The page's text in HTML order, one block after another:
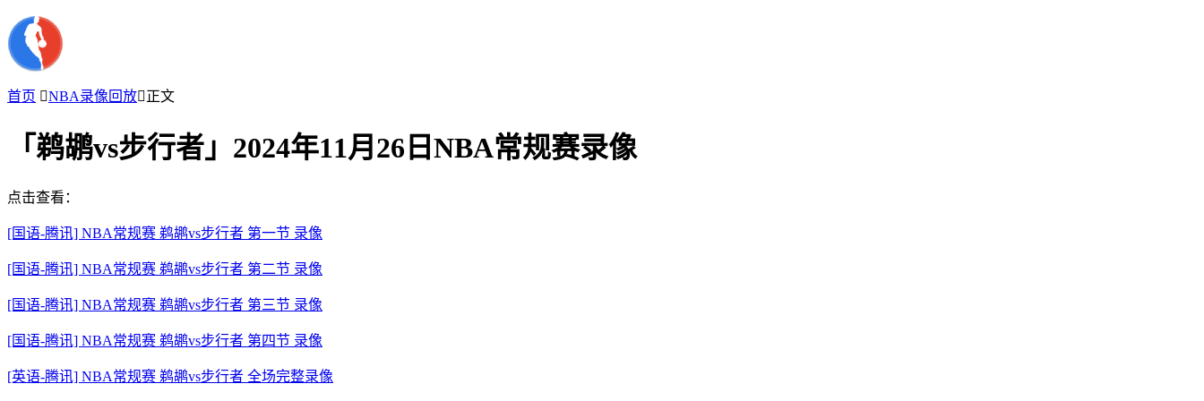
首页 NBA录像回放正文
「鹈鹕vs步行者」2024年11月26日NBA常规赛录像
点击查看：
[国语-腾讯] NBA常规赛 鹈鹕vs步行者 第一节 录像
[国语-腾讯] NBA常规赛 鹈鹕vs步行者 第二节 录像
[国语-腾讯] NBA常规赛 鹈鹕vs步行者 第三节 录像
[国语-腾讯] NBA常规赛 鹈鹕vs步行者 第四节 录像
[英语-腾讯] NBA常规赛 鹈鹕vs步行者 全场完整录像